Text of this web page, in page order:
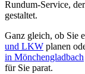
Rundum-Service,
gestaltet.
Ganz gleich, ob Sie
und LKW planen
in Mönchengladbach
für Sie parat.